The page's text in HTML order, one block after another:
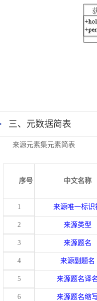
三、元数据简表
来源元素集元素简表
序号 中文名称
1 来源唯一标识
2 来源类型
3 来源题名
4 来源副题名
5 来源题名译名
6 来源题名缩